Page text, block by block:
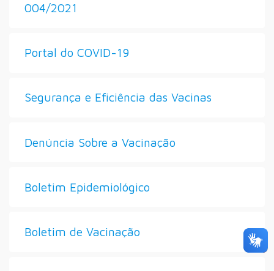
004/2021
Portal do COVID-19
Segurança e Eficiência das Vacinas
Denúncia Sobre a Vacinação
Boletim Epidemiológico
Boletim de Vacinação